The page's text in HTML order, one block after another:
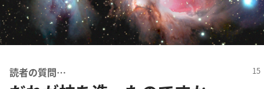
読者​の​質問…